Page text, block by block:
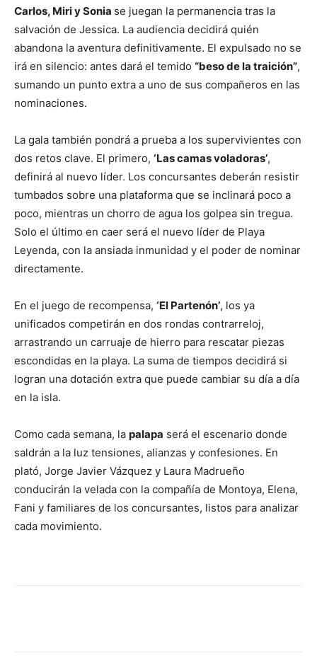
Carlos, Miri y Sonia se juegan la permanencia tras la
salvación de Jessica. La audiencia decidirá quién
abandona la aventura definitivamente. El expulsado no se
irá en silencio: antes dará el temido “beso de la traición”,
sumando un punto extra a uno de sus compañeros en las
nominaciones.
La gala también pondrá a prueba a los supervivientes con
dos retos clave. El primero, ‘Las camas voladoras’,
definirá al nuevo líder. Los concursantes deberán resistir
tumbados sobre una plataforma que se inclinará poco a
poco, mientras un chorro de agua los golpea sin tregua.
Solo el último en caer será el nuevo líder de Playa
Leyenda, con la ansiada inmunidad y el poder de nominar
directamente.
En el juego de recompensa, ‘El Partenón’, los ya
unificados competirán en dos rondas contrarreloj,
arrastrando un carruaje de hierro para rescatar piezas
escondidas en la playa. La suma de tiempos decidirá si
logran una dotación extra que puede cambiar su día a día
en la isla.
Como cada semana, la palapa será el escenario donde
saldrán a la luz tensiones, alianzas y confesiones. En
plató, Jorge Javier Vázquez y Laura Madrueño
conducirán la velada con la compañía de Montoya, Elena,
Fani y familiares de los concursantes, listos para analizar
cada movimiento.